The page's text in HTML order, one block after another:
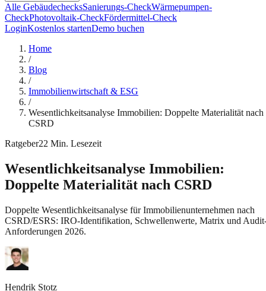
Alle GebäudechecksSanierungs-CheckWärmepumpen-
CheckPhotovoltaik-CheckFördermittel-Check
LoginKostenlos startenDemo buchen
Home
/
Blog
/
Immobilienwirtschaft & ESG
/
Wesentlichkeitsanalyse Immobilien: Doppelte Materialität nach
CSRD
Ratgeber22 Min. Lesezeit
Wesentlichkeitsanalyse Immobilien:
Doppelte Materialität nach CSRD
Doppelte Wesentlichkeitsanalyse für Immobilienunternehmen nach
CSRD/ESRS: IRO-Identifikation, Schwellenwerte, Matrix und
Anforderungen 2026.
Hendrik Stotz